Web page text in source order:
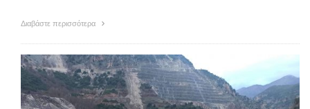
Διαβάστε περισσότερα